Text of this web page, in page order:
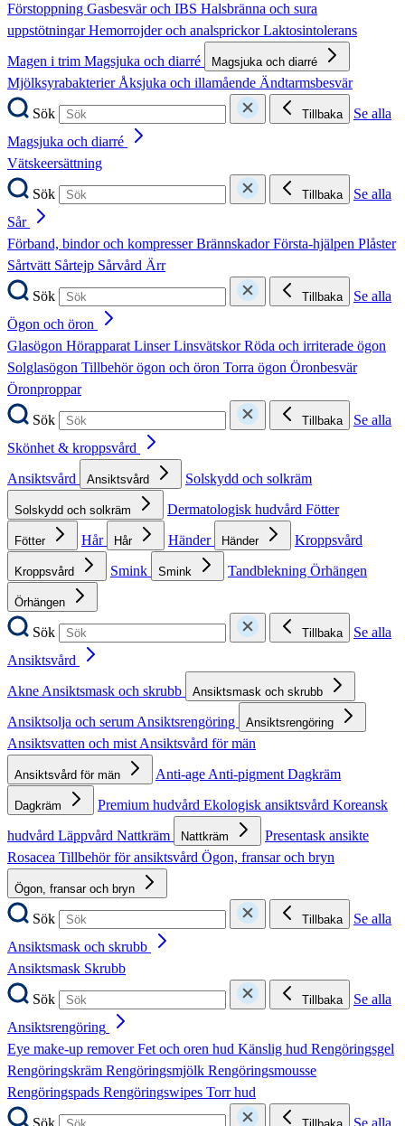
Förstoppning Gasbesvär och IBS Halsbränna och sura
uppstötningarHemorrojder och analsprickorLaktosintolerans
Magen i trim Magsjuka och diarré Magsjuka och diarré
MjölksyrabakterierÅksjuka och illamående Ändtarmsbesvär
Sök
Tillbaka
Se alla
Magsjuka och diarré
Vätskeersättning
Sök
Tillbaka
Se alla
Sår
Förband, bindor och kompresserBrännskadorFörsta-hjälpen Plåster
Sårtvätt Sårtejp Sårvård Ärr
Sök
Tillbaka
Se alla
Ögon och öron
Glasögon HörapparatLinserLinsvätskorRöda och irriterade ögon
Solglasögon Tillbehör ögon och öron Torra ögon Öronbesvär
Öronproppar
Sök
Tillbaka
Se alla
Skönhet & kroppsvård
Ansiktsvård
Ansiktsvård Solskydd och solkräm
Solskydd och solkräm Dermatologisk hudvård Fötter
Fötter Hår Hår Händer Händer Kroppsvård
Kroppsvård Smink Smink Tandblekning Örhängen
Örhängen
Sök Tillbaka
Se alla
Ansiktsvård
AkneAnsiktsmask och skrubb Ansiktsmask och skrubb
Ansiktsolja och serumAnsiktsrengöring Ansiktsrengöring
Ansiktsvatten och mistAnsiktsvård för män
Ansiktsvård för män Anti-ageAnti-pigmentDagkräm
Dagkräm Premium hudvård Ekologisk ansiktsvård Koreansk
hudvård Läppvård Nattkräm Nattkräm
Presentask ansikte
Rosacea Tillbehör för ansiktsvård Ögon, fransar och bryn
Ögon, fransar och bryn
Sök Tillbaka
Se alla
Ansiktsmask och skrubb
Ansiktsmask Skrubb
Sök
Tillbaka
Se alla
Ansiktsrengöring
Eye make-up removerFet och oren hud Känslig hud Rengöringsgel
Rengöringskräm Rengöringsmjölk Rengöringsmousse
Rengöringspads Rengöringswipes Torr hud